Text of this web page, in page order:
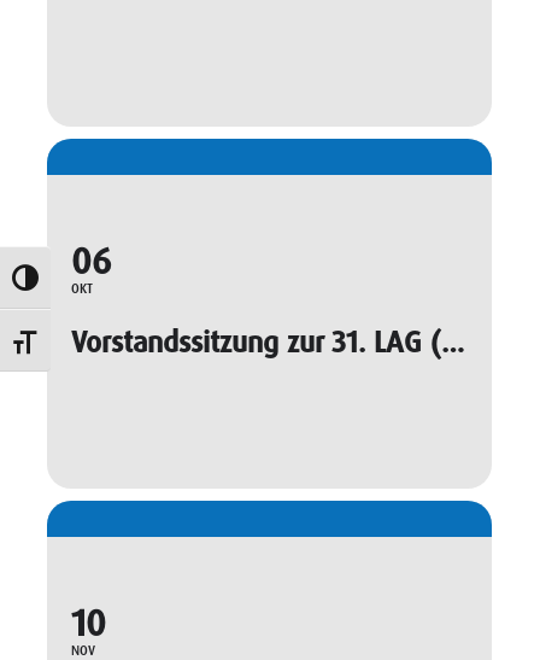
Umschalten auf hohe Kontraste
Schrift vergrößern
06
OKT
Vorstandssitzung zur 31. LAG (Beratung)
10
NOV